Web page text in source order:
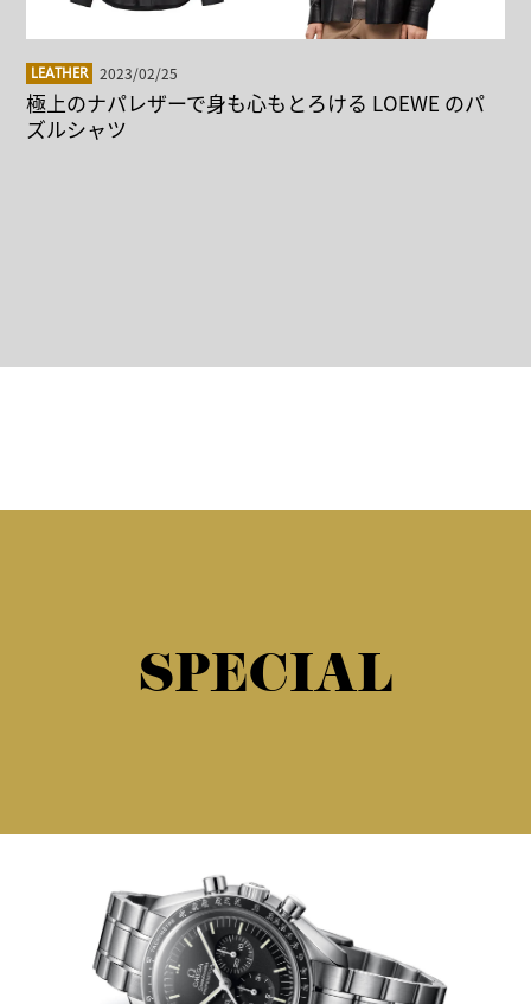
LEATHER 2023/02/25
極上のナパレザーで身も心もとろける LOEWE のパ
ズルシャツ
SPECIAL